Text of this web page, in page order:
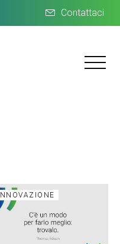
Contattaci
INNOVAZIONE